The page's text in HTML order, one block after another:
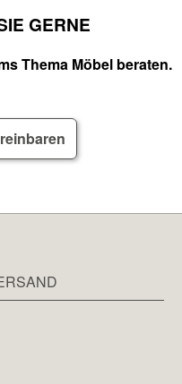
GERNE
Thema Möbel beraten.